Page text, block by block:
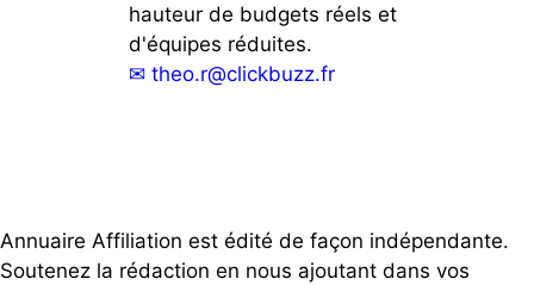
hauteur de budgets réels et
d'équipes réduites.
✉ theo.r@clickbuzz.fr
Annuaire Affiliation est édité de façon indépendante.
Soutenez la rédaction en nous ajoutant dans vos